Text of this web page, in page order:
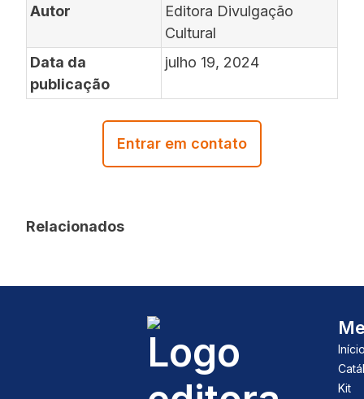
Autor
Editora Divulgação
Cultural
Data da
publicação
julho 19, 2024
Entrar em contato
Relacionados
Kit